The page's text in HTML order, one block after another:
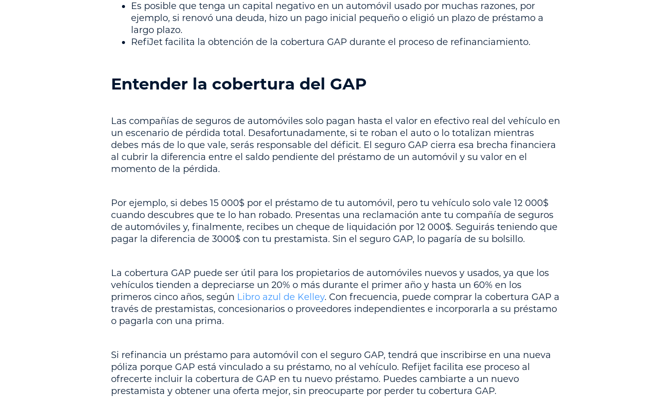
Es posible que tenga un capital negativo en un automóvil usado por muchas razones, por
ejemplo, si renovó una deuda, hizo un pago inicial pequeño o eligió un plazo de préstamo a
largo plazo.
RefiJet facilita la obtención de la cobertura GAP durante el proceso de refinanciamiento.
Entender la cobertura del GAP
Las compañías de seguros de automóviles solo pagan hasta el valor en efectivo real del vehículo en
un escenario de pérdida total. Desafortunadamente, si te roban el auto o lo totalizan mientras
debes más de lo que vale, serás responsable del déficit. El seguro GAP cierra esa brecha financiera
al cubrir la diferencia entre el saldo pendiente del préstamo de un automóvil y su valor en el
momento de la pérdida.
Por ejemplo, si debes 15 000$ por el préstamo de tu automóvil, pero tu vehículo solo vale 12 000$
cuando descubres que te lo han robado. Presentas una reclamación ante tu compañía de seguros
de automóviles y, finalmente, recibes un cheque de liquidación por 12 000$. Seguirás teniendo que
pagar la diferencia de 3000$ con tu prestamista. Sin el seguro GAP, lo pagaría de su bolsillo.
La cobertura GAP puede ser útil para los propietarios de automóviles nuevos y usados, ya que los
vehículos tienden a depreciarse un 20% o más durante el primer año y hasta un 60% en los
primeros cinco años, según Libro azul de Kelley. Con frecuencia, puede comprar la cobertura GAP a
través de prestamistas, concesionarios o proveedores independientes e incorporarla a su préstamo
o pagarla con una prima.
Si refinancia un préstamo para automóvil con el seguro GAP, tendrá que inscribirse en una nueva
póliza porque GAP está vinculado a su préstamo, no al vehículo. Refijet facilita ese proceso al
ofrecerte incluir la cobertura de GAP en tu nuevo préstamo. Puedes cambiarte a un nuevo
prestamista y obtener una oferta mejor, sin preocuparte por perder tu cobertura GAP.